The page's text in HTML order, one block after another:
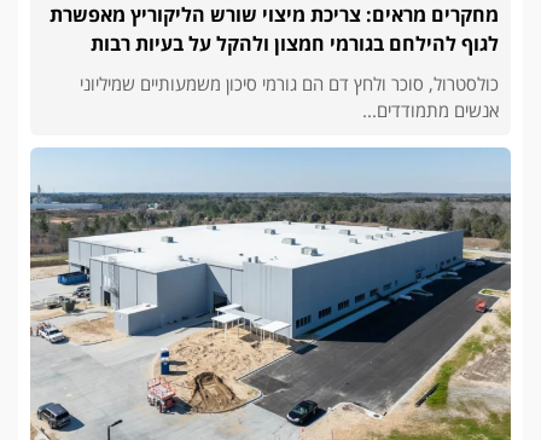
מחקרים מראים: צריכת מיצוי שורש הליקוריץ מאפשרת
לגוף להילחם בגורמי חמצון ולהקל על בעיות רבות
כולסטרול, סוכר ולחץ דם הם גורמי סיכון משמעותיים שמיליוני
אנשים מתמודדים...